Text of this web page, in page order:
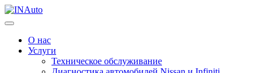
О нас
Услуги
Техническое обслуживание